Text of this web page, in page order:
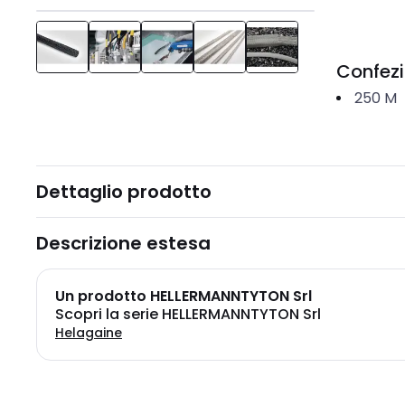
250 M
Dettaglio prodotto
Descrizione estesa
Un prodotto HELLERMANNTYTON Srl
Scopri la serie HELLERMANNTYTON Srl
Helagaine